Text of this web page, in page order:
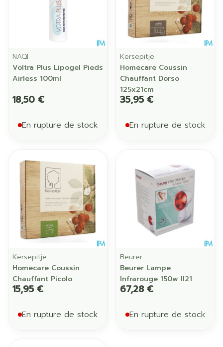
NAQI
Voltra Plus Lipogel Pieds
Airless 100ml
18,50 €
En rupture de stock
Kersepitje
Homecare Coussin
Chauffant Dorso
125x21cm
35,95 €
En rupture de stock
Kersepitje
Homecare Coussin
Chauffant Picolo
15,95 €
En rupture de stock
Beurer
Beurer Lampe
Infrarouge 150w Il21
67,28 €
En rupture de stock